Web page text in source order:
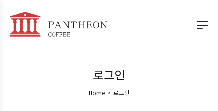
로그인
Home > 로그인